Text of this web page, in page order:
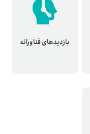
بازدیدهای فناورانه